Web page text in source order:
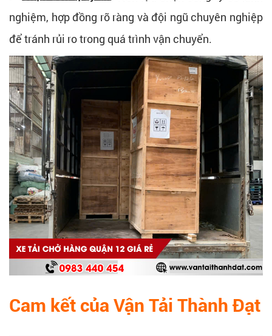
nghiệm, hợp đồng rõ ràng và đội ngũ chuyên nghiệp
để tránh rủi ro trong quá trình vận chuyển.
Cam kết của Vận Tải Thành Đạt